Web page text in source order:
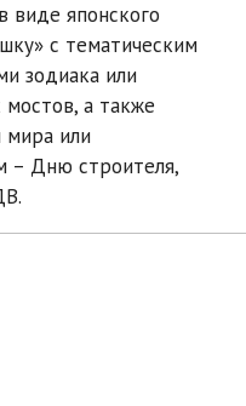
виде японского
с тематическим
зодиака или
а также
мира или
– Дню строителя,